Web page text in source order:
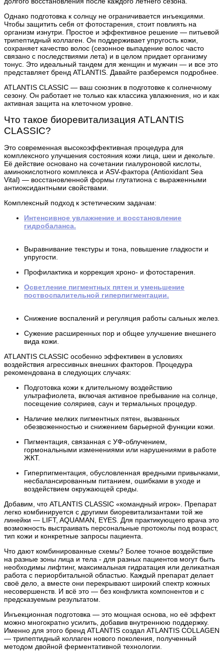
Однако подготовка к солнцу не ограничивается инъекциями.
Чтобы защитить себя от фотостарения, стоит повлиять на
организм изнутри. Простое и эффективное решение — питьевой
трипептидный коллаген. Он поддерживает упругость кожи,
сохраняет качество волос (сезонное выпадение волос часто
связано с последствиями лета) и в целом придает организму
тонус. Это идеальный тандем для женщин и мужчин — и все это
представляет бренд ATLANTIS. Давайте разберемся подробнее.
ATLANTIS CLASSIC — ваш союзник в подготовке к солнечному
сезону. Он работает не только как классика увлажнения, но и как
активная защита на клеточном уровне.
Что такое биоревитализация ATLANTIS
CLASSIC?
Это современная высокоэффективная процедура для
комплексного улучшения состояния кожи лица, шеи и декольте.
Её действие основано на сочетании гиалуроновой кислоты,
аминокислотного комплекса и ASV-фактора (Antioxidant Sea
Vital) — восстановленной формы глутатиона с выраженными
антиоксидантными свойствами.
Комплексный подход к эстетическим задачам:
Интенсивное увлажнение и восстановление
гидробаланса.
Выравнивание текстуры и тона, повышение гладкости и
упругости.
Профилактика и коррекция хроно- и фотостарения.
Осветление пигментных пятен и уменьшение
поствоспалительной гиперпигментации.
Снижение воспалений и регуляция работы сальных желез.
Сужение расширенных пор и общее улучшение внешнего
вида кожи.
ATLANTIS CLASSIC особенно эффективен в условиях
воздействия агрессивных внешних факторов. Процедура
рекомендована в следующих случаях:
Подготовка кожи к длительному воздействию
ультрафиолета, включая активное пребывание на солнце,
посещение соляриев, саун и термальных процедур.
Наличие мелких пигментных пятен, вызванных
обезвоженностью и снижением барьерной функции кожи.
Пигментация, связанная с УФ-облучением,
гормональными изменениями или нарушениями в работе
ЖКТ.
Гиперпигментация, обусловленная вредными привычками,
несбалансированным питанием, ошибками в уходе и
воздействием окружающей среды.
Добавим, что ATLANTIS CLASSIC «командный игрок». Препарат
легко комбинируется с другими биоревитализантами той же
линейки — LIFT, AQUAMAN, EYES. Для практикующего врача это
возможность выстраивать персональные протоколы под возраст,
тип кожи и конкретные запросы пациента.
Что дают комбинированные схемы? Более точное воздействие
на разные зоны лица и тела - для разных пациентов могут быть
необходимы лифтинг, максимальная гидратация или деликатная
работа с периорбитальной областью. Каждый препарат делает
своё дело, а вместе они перекрывают широкий спектр кожных
несовершенств. И всё это — без конфликта компонентов и с
предсказуемым результатом.
Инъекционная подготовка — это мощная основа, но её эффект
можно многократно усилить, добавив внутреннюю поддержку.
Именно для этого бренд ATLANTIS создал ATLANTIS COLLAGEN
— трипептидный коллаген нового поколения, полученный
методом двойной ферментативной технологии.